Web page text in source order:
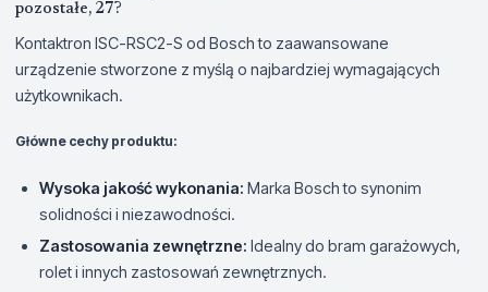
pozostałe, 27?
Kontaktron ISC-RSC2-S od Bosch to zaawansowane
urządzenie stworzone z myślą o najbardziej wymagających
użytkownikach.
Główne cechy produktu:
Wysoka jakość wykonania: Marka Bosch to synonim
solidności i niezawodności.
Zastosowania zewnętrzne: Idealny do bram garażowych,
rolet i innych zastosowań zewnętrznych.